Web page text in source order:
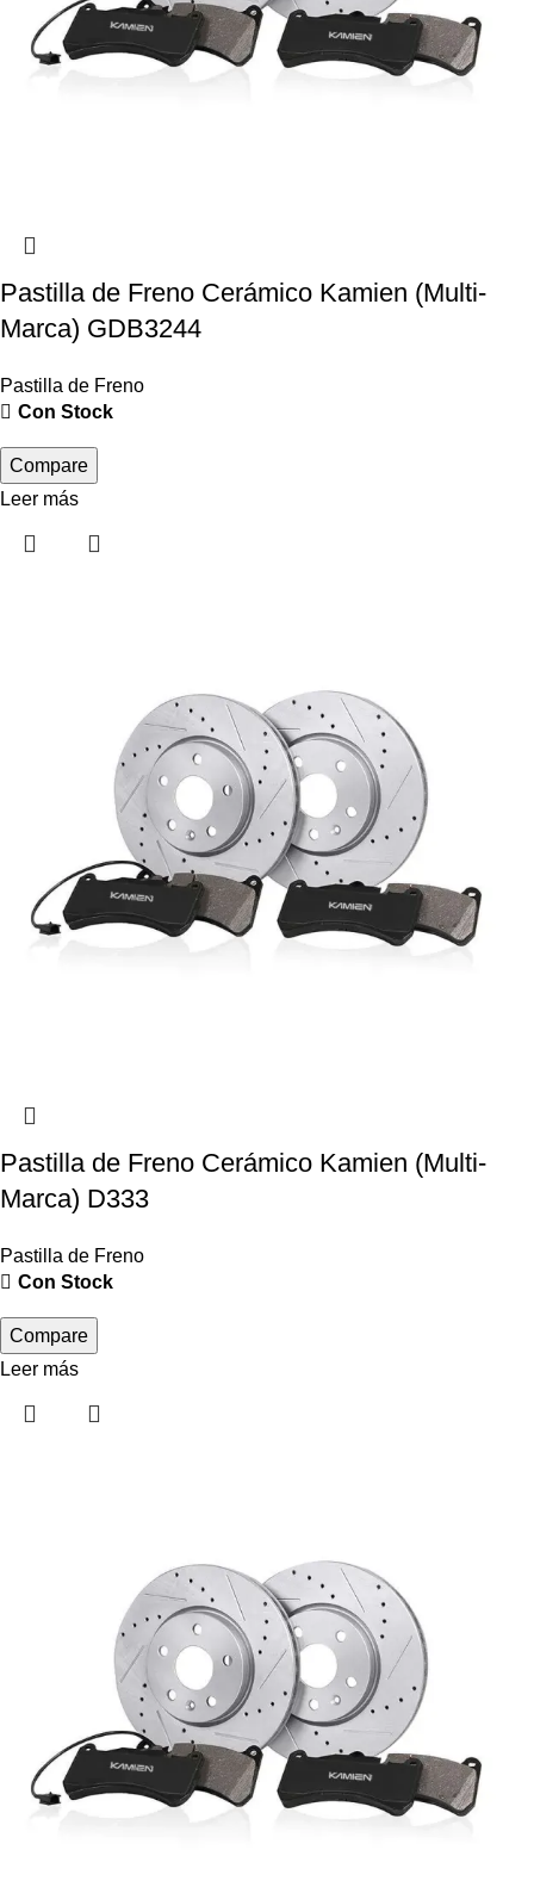
Pastilla de Freno Cerámico Kamien (Multi-
Marca) GDB3244
Pastilla de Freno
Con Stock
Compare
Leer más
Pastilla de Freno Cerámico Kamien (Multi-
Marca) D333
Pastilla de Freno
Con Stock
Compare
Leer más